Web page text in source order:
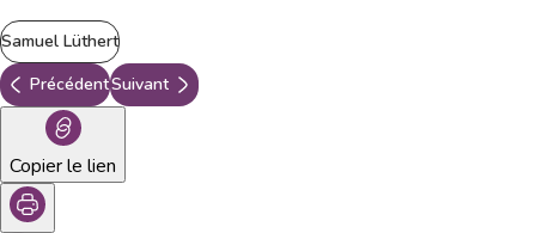
Samuel Lüthert
PrécédentSuivant
Copier le lien